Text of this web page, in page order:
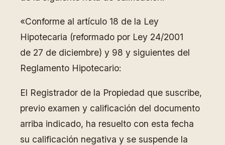
«Conforme al artículo 18 de la Ley
Hipotecaria (reformado por Ley 24/2001
de 27 de diciembre) y 98 y siguientes del
Reglamento Hipotecario:
El Registrador de la Propiedad que suscribe,
previo examen y calificación del documento
arriba indicado, ha resuelto con esta fecha
su calificación negativa y se suspende la